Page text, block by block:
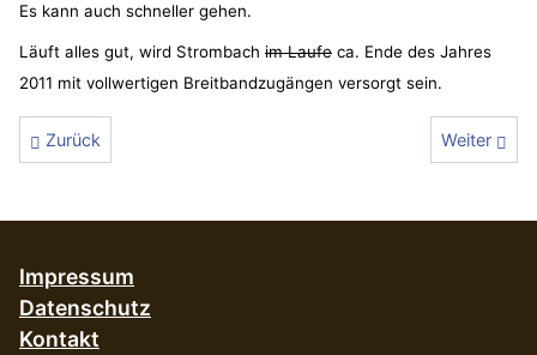
Es kann auch schneller gehen.
Läuft alles gut, wird Strombach im Laufe ca. Ende des Jahres
2011 mit vollwertigen Breitbandzugängen versorgt sein.
Vorheriger Beitrag: Freiwillige für die Verteilakiton
Zurück Nächster
Weiter
Impressum
Datenschutz
Kontakt